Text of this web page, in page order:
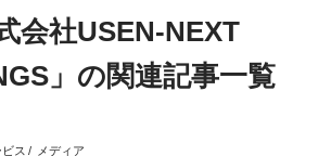
ス
ラボラトリー
地方勤務
グローバル
スタートアップ
貢献 挑戦志向
会社USEN-NEXT
」の関連記事一覧
ス メディア